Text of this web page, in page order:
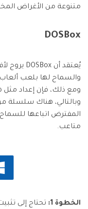
متنوعة من الأغراض
DOSBox
والسماح لها بلعب ألعاب
ومع ذلك، فإن إعداد مثل
وبالتالي، هناك سلسلة
المفترض اتباعها
متاعب.
الخطوة 1: